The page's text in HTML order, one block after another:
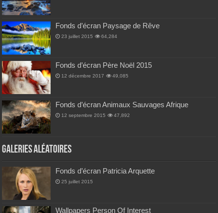
Fonds d’écran Paysage de Rêve
23 juillet 2015 64,284
Fonds d’écran Père Noël 2015
12 décembre 2017 49,085
Fonds d’écran Animaux Sauvages Afrique
12 septembre 2015 47,892
Galeries Aléatoires
Fonds d’écran Patricia Arquette
25 juillet 2015
Wallpapers Person Of Interest